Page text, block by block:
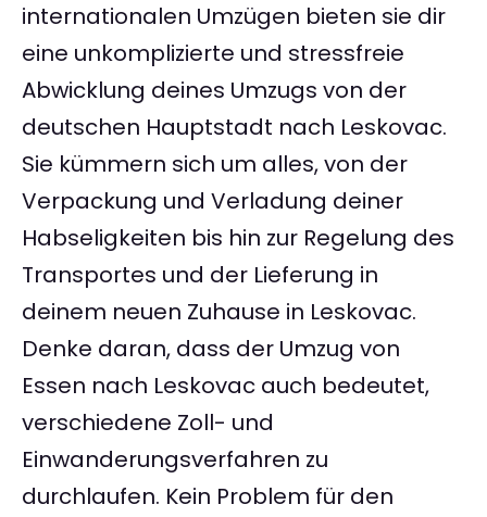
internationalen Umzügen bieten sie dir
eine unkomplizierte und stressfreie
Abwicklung deines Umzugs von der
deutschen Hauptstadt nach Leskovac.
Sie kümmern sich um alles, von der
Verpackung und Verladung deiner
Habseligkeiten bis hin zur Regelung des
Transportes und der Lieferung in
deinem neuen Zuhause in Leskovac.
Denke daran, dass der Umzug von
Essen nach Leskovac auch bedeutet,
verschiedene Zoll- und
Einwanderungsverfahren zu
durchlaufen. Kein Problem für den